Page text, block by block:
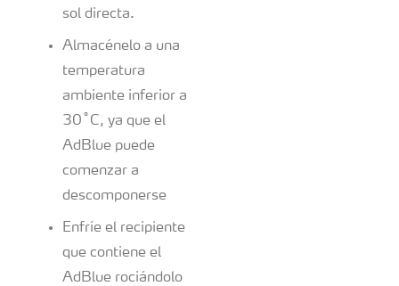
sol directa.
Almacénelo a una
temperatura
ambiente inferior a
30˚C, ya que el
AdBlue puede
comenzar a
descomponerse
Enfríe el recipiente
que contiene el
AdBlue rociándolo